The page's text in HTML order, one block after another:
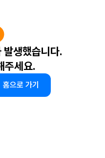
발생했습니다.
주세요.
홈으로 가기